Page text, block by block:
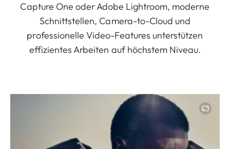
Capture One oder Adobe Lightroom, moderne
Schnittstellen, Camera-to-Cloud und
professionelle Video-Features unterstützen
effizientes Arbeiten auf höchstem Niveau.